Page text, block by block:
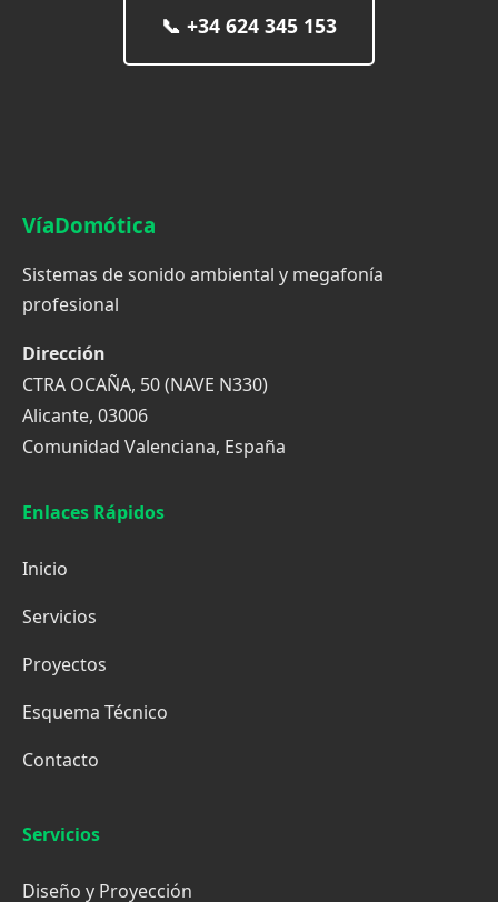
📞 +34 624 345 153
VíaDomótica
Sistemas de sonido ambiental y megafonía
profesional
Dirección
CTRA OCAÑA, 50 (NAVE N330)
Alicante, 03006
Comunidad Valenciana, España
Enlaces Rápidos
Inicio
Servicios
Proyectos
Esquema Técnico
Contacto
Servicios
Diseño y Proyección